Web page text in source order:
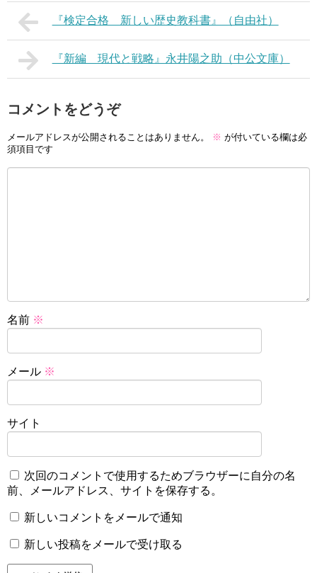
『検定合格 新しい歴史教科書』（自由社）
『新編 現代と戦略』永井陽之助（中公文庫）
コメントをどうぞ
メールアドレスが公開されることはありません。 ※ が付いている欄は必
須項目です
名前 ※
メール ※
サイト
次回のコメントで使用するためブラウザーに自分の名
前、メールアドレス、サイトを保存する。
新しいコメントをメールで通知
新しい投稿をメールで受け取る